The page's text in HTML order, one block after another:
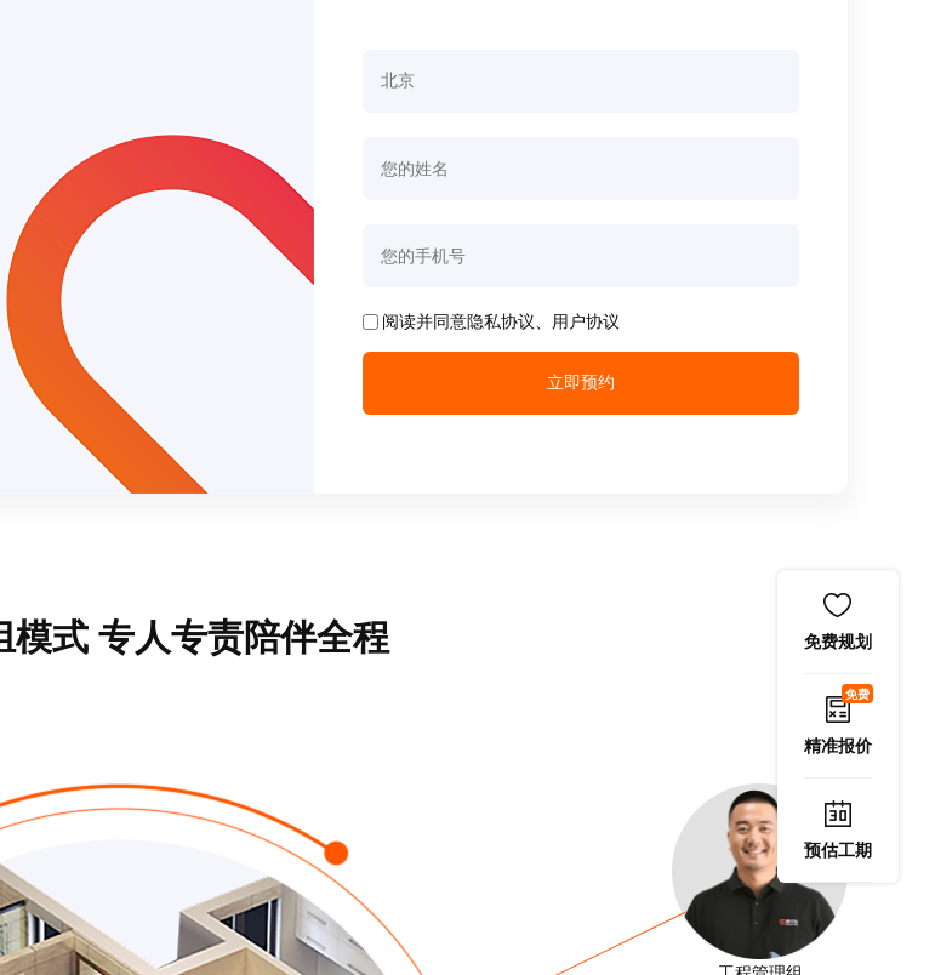
阅读并同意隐私协议 用户协议
立即预约
模式 专人专责陪伴全程 免费规划
免费
精准报价
预估工期